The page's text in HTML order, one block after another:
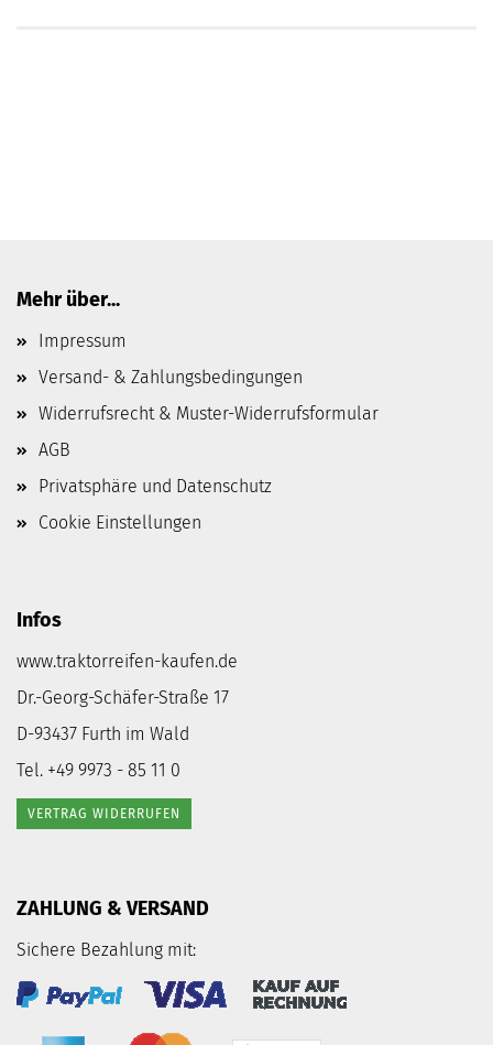
Mehr über...
Impressum
Versand- & Zahlungsbedingungen
Widerrufsrecht & Muster-Widerrufsformular
AGB
Privatsphäre und Datenschutz
Cookie Einstellungen
Infos
www.traktorreifen-kaufen.de
Dr.-Georg-Schäfer-Straße 17
D-93437 Furth im Wald
Tel. +49 9973 - 85 11 0
VERTRAG WIDERRUFEN
ZAHLUNG & VERSAND
Sichere Bezahlung mit: